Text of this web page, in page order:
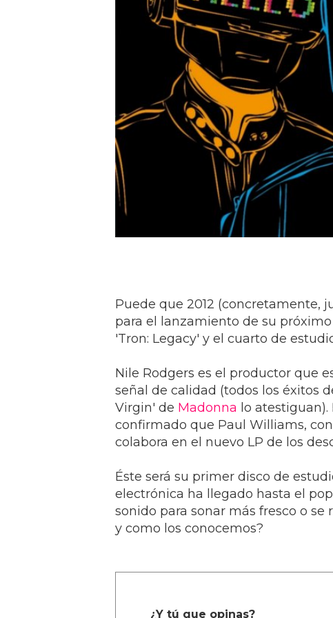
Puede que 2012 (concretamente,
para el lanzamiento de su
'Tron: Legacy' y el cuarto de
Nile Rodgers es el productor que
señal de calidad (todos los éxitos
Virgin' de Madonna lo
confirmado que Paul Williams,
colabora en el nuevo LP de los
Éste será su primer disco de
electrónica ha llegado hasta el
sonido para sonar más fresco o
y como los conocemos?
¿Y tú que opinas?